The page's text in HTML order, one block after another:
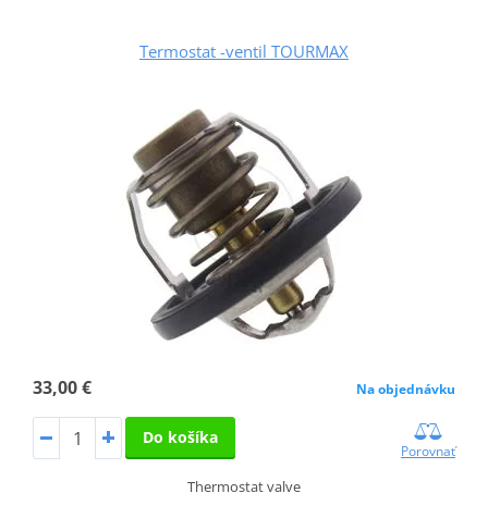
Termostat -ventil TOURMAX
33,00 € Na objednávku
Do košíka
Porovnať
Thermostat valve